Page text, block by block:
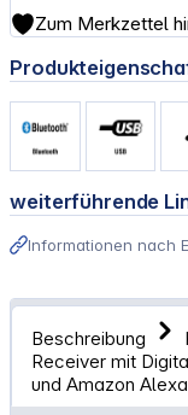
Zum Merkzettel
weiterführende
Informationen nach
Beschreibung
Receiver mit
und Amazon